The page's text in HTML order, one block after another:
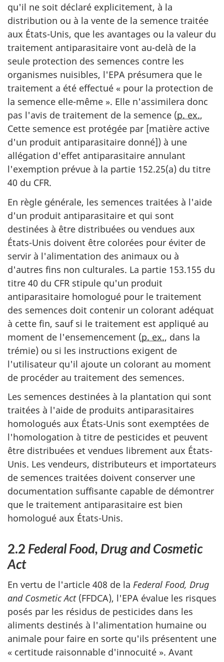
qu'il ne soit déclaré explicitement, à la
distribution ou à la vente de la semence traitée
aux États-Unis, que les avantages ou la valeur du
traitement antiparasitaire vont au-delà de la
seule protection des semences contre les
organismes nuisibles, l'EPA présumera que le
traitement a été effectué « pour la protection de
la semence elle-même ». Elle n'assimilera donc
pas l'avis de traitement de la semence (p. ex.,
Cette semence est protégée par [matière active
d'un produit antiparasitaire donné]) à une
allégation d'effet antiparasitaire annulant
l'exemption prévue à la partie 152.25(a) du titre
40 du CFR.
En règle générale, les semences traitées à l'aide
d'un produit antiparasitaire et qui sont
destinées à être distribuées ou vendues aux
États-Unis doivent être colorées pour éviter de
servir à l'alimentation des animaux ou à
d'autres fins non culturales. La partie 153.155 du
titre 40 du CFR stipule qu'un produit
antiparasitaire homologué pour le traitement
des semences doit contenir un colorant adéquat
à cette fin, sauf si le traitement est appliqué au
moment de l'ensemencement (p. ex., dans la
trémie) ou si les instructions exigent de
l'utilisateur qu'il ajoute un colorant au moment
de procéder au traitement des semences.
Les semences destinées à la plantation qui sont
traitées à l'aide de produits antiparasitaires
homologués aux États-Unis sont exemptées de
l'homologation à titre de pesticides et peuvent
être distribuées et vendues librement aux États-
Unis. Les vendeurs, distributeurs et importateurs
de semences traitées doivent conserver une
documentation suffisante capable de démontrer
que le traitement antiparasitaire est bien
homologué aux États-Unis.
2.2 Federal Food, Drug and Cosmetic
Act
En vertu de l'article 408 de la Federal Food, Drug
and Cosmetic Act(FFDCA), l'EPA évalue les risques
posés par les résidus de pesticides dans les
aliments destinés à l'alimentation humaine ou
animale pour faire en sorte qu'ils présentent une
« certitude raisonnable d'innocuité ». Avant